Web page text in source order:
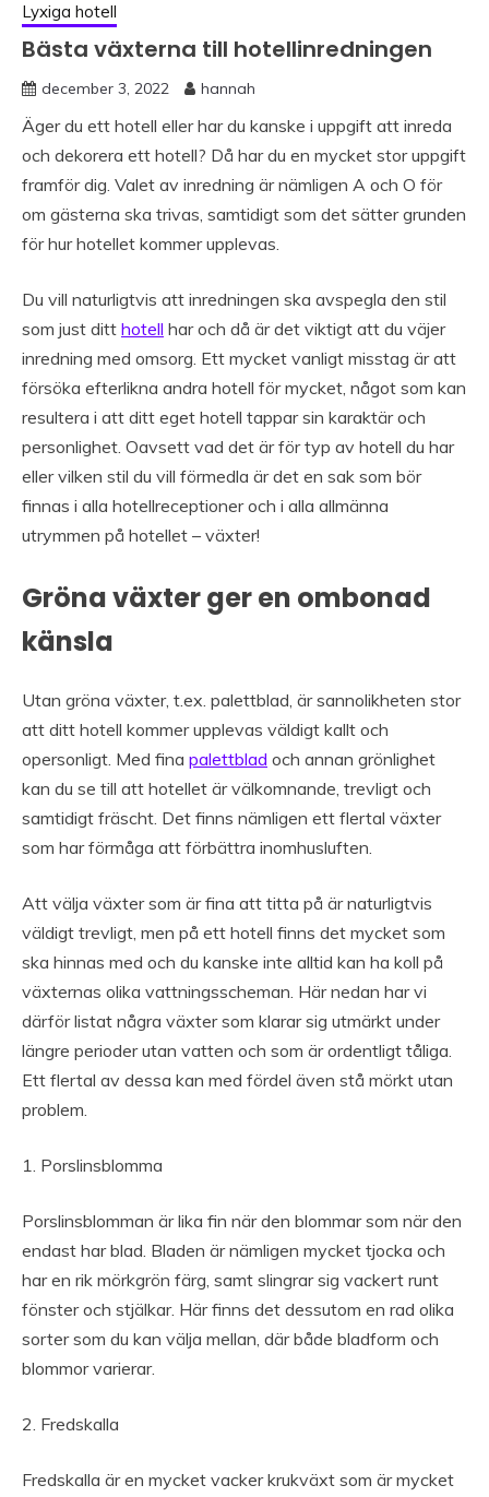
Lyxiga hotell
Bästa växterna till hotellinredningen
december 3, 2022 hannah
Äger du ett hotell eller har du kanske i uppgift att inreda
och dekorera ett hotell? Då har du en mycket stor uppgift
framför dig. Valet av inredning är nämligen A och O för
om gästerna ska trivas, samtidigt som det sätter grunden
för hur hotellet kommer upplevas.
Du vill naturligtvis att inredningen ska avspegla den stil
som just ditt hotell har och då är det viktigt att du väjer
inredning med omsorg. Ett mycket vanligt misstag är att
försöka efterlikna andra hotell för mycket, något som kan
resultera i att ditt eget hotell tappar sin karaktär och
personlighet. Oavsett vad det är för typ av hotell du har
eller vilken stil du vill förmedla är det en sak som bör
finnas i alla hotellreceptioner och i alla allmänna
utrymmen på hotellet – växter!
Gröna växter ger en ombonad
känsla
Utan gröna växter, t.ex. palettblad, är sannolikheten stor
att ditt hotell kommer upplevas väldigt kallt och
opersonligt. Med fina palettblad och annan grönlighet
kan du se till att hotellet är välkomnande, trevligt och
samtidigt fräscht. Det finns nämligen ett flertal växter
som har förmåga att förbättra inomhusluften.
Att välja växter som är fina att titta på är naturligtvis
väldigt trevligt, men på ett hotell finns det mycket som
ska hinnas med och du kanske inte alltid kan ha koll på
växternas olika vattningsscheman. Här nedan har vi
därför listat några växter som klarar sig utmärkt under
längre perioder utan vatten och som är ordentligt tåliga.
Ett flertal av dessa kan med fördel även stå mörkt utan
problem.
1. Porslinsblomma
Porslinsblomman är lika fin när den blommar som när den
endast har blad. Bladen är nämligen mycket tjocka och
har en rik mörkgrön färg, samt slingrar sig vackert runt
fönster och stjälkar. Här finns det dessutom en rad olika
sorter som du kan välja mellan, där både bladform och
blommor varierar.
2. Fredskalla
Fredskalla är en mycket vacker krukväxt som är mycket